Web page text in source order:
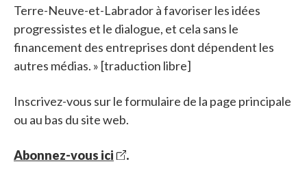
Terre-Neuve-et-Labrador à favoriser les idées
progressistes et le dialogue, et cela sans le
financement des entreprises dont dépendent les
autres médias. » [traduction libre]
Inscrivez-vous sur le formulaire de la page principale
ou au bas du site web.
Abonnez-vous ici .